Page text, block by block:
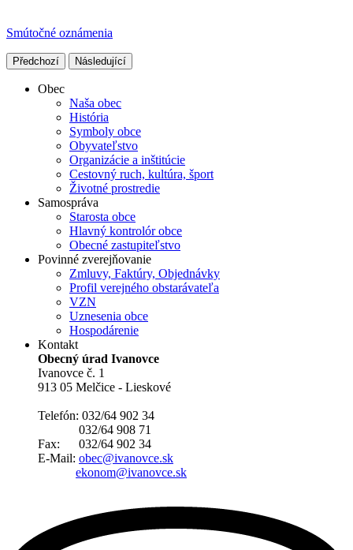
Smútočné oznámenia
Předchozí Následující
Obec
Naša obec
História
Symboly obce
Obyvateľstvo
Organizácie a inštitúcie
Cestovný ruch, kultúra, šport
Životné prostredie
Samospráva
Starosta obce
Hlavný kontrolór obce
Obecné zastupiteľstvo
Povinné zverejňovanie
Zmluvy, Faktúry, Objednávky
Profil verejného obstarávateľa
VZN
Uznesenia obce
Hospodárenie
Kontakt
Obecný úrad Ivanovce
Ivanovce č. 1
913 05 Melčice - Lieskové
Telefón: 032/64 902 34
032/64 908 71
Fax: 032/64 902 34
E-Mail: obec@ivanovce.sk
ekonom@ivanovce.sk